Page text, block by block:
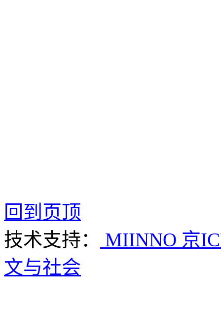
回到页顶
技术支持：
MIINNO 京
文与社会